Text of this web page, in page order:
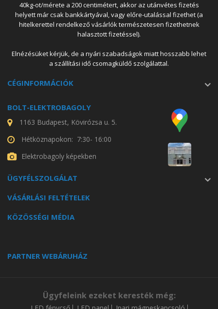
40kg-ot/mérete a 200 centimétert, akkor az utánvétes fizetés
helyett már csak bankkártyával, vagy előre-utalással fizethet (a
hitelkerettel rendelkező vásárlók természetesen fizethetnek
halasztott fizetéssel).
Elnézésüket kérjük, de a nyári szabadságok miatt hosszabb lehet
a szállítási idő csomagküldő szolgálattal.
CÉGINFORMÁCIÓK
BOLT-ELEKTROBAGOLY
1163 Budapest, Kövirózsa u. 5.
Hétköznapokon: 7:30- 16:00
Elektrobagoly képekben
ÜGYFÉLSZOLGÁLAT
VÁSÁRLÁSI FELTÉTELEK
KÖZÖSSÉGI MÉDIA
PARTNER WEBÁRUHÁZ
Ügyfeleink ezeket keresték még: